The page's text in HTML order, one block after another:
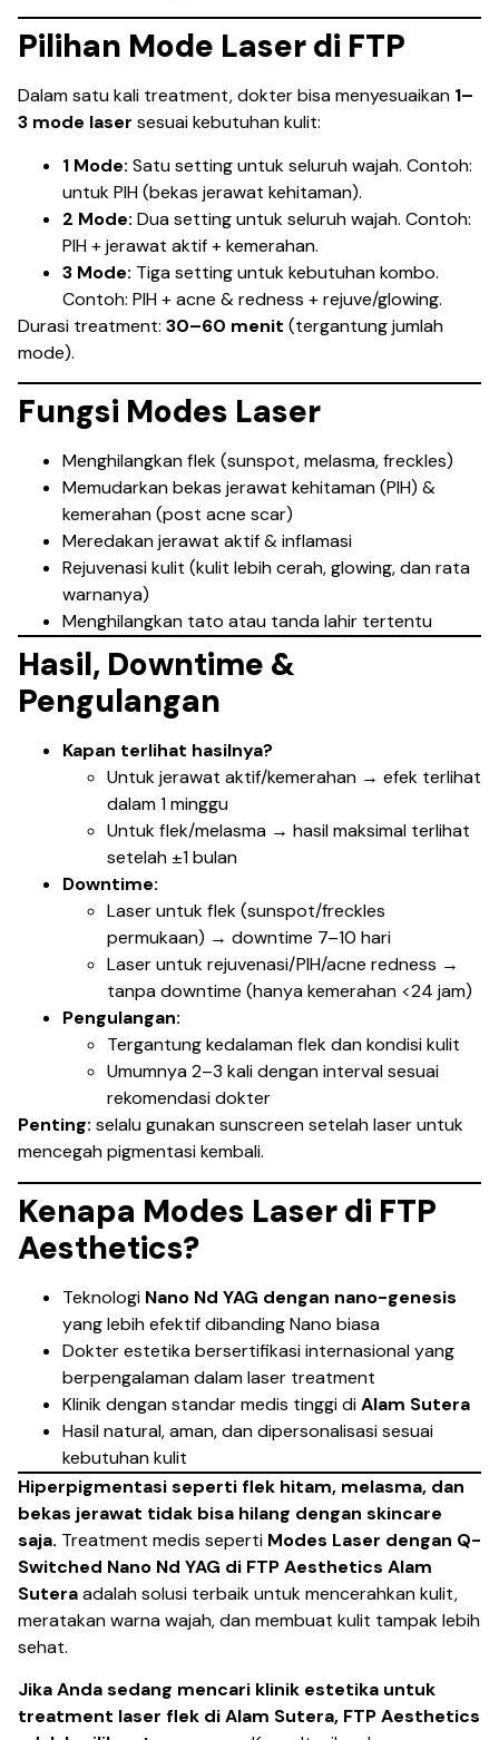
Pilihan Mode Laser di FTP
Dalam satu kali treatment, dokter bisa menyesuaikan 1–
3 mode laser sesuai kebutuhan kulit:
1 Mode: Satu setting untuk seluruh wajah. Contoh:
untuk PIH (bekas jerawat kehitaman).
2 Mode: Dua setting untuk seluruh wajah. Contoh:
PIH + jerawat aktif + kemerahan.
3 Mode: Tiga setting untuk kebutuhan kombo.
Contoh: PIH + acne & redness + rejuve/glowing.
Durasi treatment: 30–60 menit (tergantung jumlah
mode).
Fungsi Modes Laser
Menghilangkan flek (sunspot, melasma, freckles)
Memudarkan bekas jerawat kehitaman (PIH) &
kemerahan (post acne scar)
Meredakan jerawat aktif & inflamasi
Rejuvenasi kulit (kulit lebih cerah, glowing, dan rata
warnanya)
Menghilangkan tato atau tanda lahir tertentu
Hasil, Downtime &
Pengulangan
Kapan terlihat hasilnya?
Untuk jerawat aktif/kemerahan → efek terlihat
dalam 1 minggu
Untuk flek/melasma → hasil maksimal terlihat
setelah ±1 bulan
Downtime:
Laser untuk flek (sunspot/freckles
permukaan) → downtime 7–10 hari
Laser untuk rejuvenasi/PIH/acne redness →
tanpa downtime (hanya kemerahan <24 jam)
Pengulangan:
Tergantung kedalaman flek dan kondisi kulit
Umumnya 2–3 kali dengan interval sesuai
rekomendasi dokter
Penting: selalu gunakan sunscreen setelah laser untuk
mencegah pigmentasi kembali.
Kenapa Modes Laser di FTP
Aesthetics?
Teknologi Nano Nd YAG dengan nano-genesis
yang lebih efektif dibanding Nano biasa
Dokter estetika bersertifikasi internasional yang
berpengalaman dalam laser treatment
Klinik dengan standar medis tinggi diAlam Sutera
Hasil natural, aman, dan dipersonalisasi sesuai
kebutuhan kulit
Hiperpigmentasi seperti flek hitam, melasma, dan
bekas jerawat tidak bisa hilang dengan skincare
saja. Treatment medis seperti Modes Laser dengan Q-
Switched Nano Nd YAG di FTP Aesthetics Alam
Suteraadalah solusi terbaik untuk mencerahkan kulit,
meratakan warna wajah, dan membuat kulit tampak lebih
sehat.
Jika Anda sedang mencari klinik estetika untuk
treatment laser flek di Alam Sutera, FTP Aesthetics